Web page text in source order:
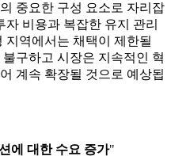
중요한 구성 요소로 자리잡
비용과 복잡한 유지 관리
지역에서는 채택이 제한될
구하고 시장은 지속적인 혁
계속 확장될 것으로 예상됩
에 대한 수요 증가"